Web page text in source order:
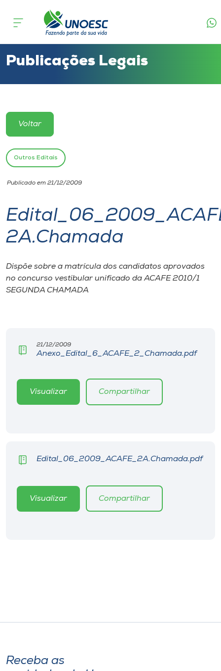
Cursos
Atendimento ao Estudante
Portal de Ensino
Unoesc
Internacionalização
I.nova
Diplomados
Editora
Store
Publicações Legais
Voltar
Outros Editais
Publicado em 21/12/2009
2A.Chamada
Dispõe sobre a matrícula dos candidatos aprovados
no concurso vestibular unificado da ACAFE 2010/1
SEGUNDA CHAMADA
21/12/2009
Anexo_Edital_6_ACAFE_2_Chamada.pdf
Visualizar Compartilhar
Edital_06_2009_ACAFE_2A.Chamada.pdf
Visualizar Compartilhar
Receba as